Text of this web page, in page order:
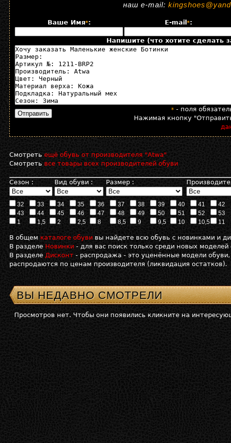
наш e-mail:
Ваше Имя*: E-mail *:
Напишите (что хотите сделать
* - поля
Нажимая кнопку
Смотретьещё обувь от производителя "Atwa"
Смотреть все товары всех производителей обуви
Сезон : Вид обуви : Размер :
32 33 34 35 36 37 38 39 40 41
42
43
44 45 46 47 48 49 50 51 52
53
1
1,5 2 2,5 8 8,5 9 9,5 10 10,5 11
В общем каталоге обуви вы найдете всю обувь с новинками и
В разделе Новинки - для вас поиск только среди новых моделей
В разделе Дисконт - распродажа - это уценённые модели
распродаются по ценам производителя (ликвидация остатков).
ВЫ НЕДАВНО СМОТРЕЛИ
Просмотров нет. Чтобы они появились кликните на